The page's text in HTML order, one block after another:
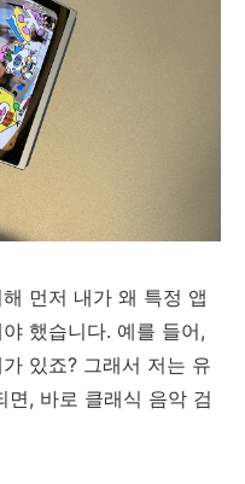
먼저 내가 왜 특정 앱
했습니다. 예를 들어,
있죠? 그래서 저는 유
, 바로 클래식 음악 검